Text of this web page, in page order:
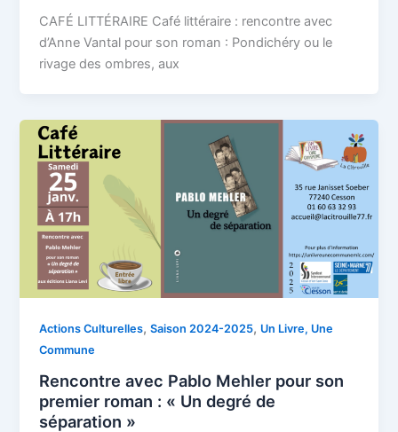
CAFÉ LITTÉRAIRE Café littéraire : rencontre avec
d’Anne Vantal pour son roman : Pondichéry ou le
rivage des ombres, aux
Actions Culturelles,Saison 2024-2025, Un Livre, Une
Commune
Rencontre avec Pablo Mehler pour son
premier roman : « Un degré de
séparation »